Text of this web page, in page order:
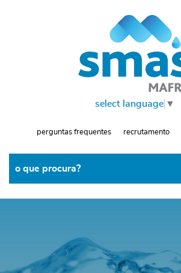
select language ▼
perguntas frequentes recrutamento